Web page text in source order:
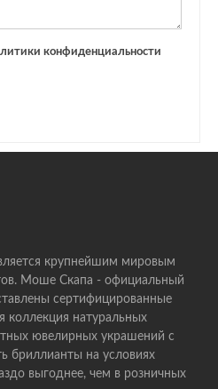
конфиденциальности
крупнейшим мировым
Моше Скапа - официальный
сертифицированные
коллекция натуральных
ювелирных украшений с
бриллианты на условиях
выгоднее, чем в розничных